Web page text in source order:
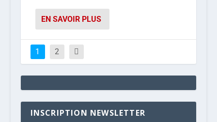
EN SAVOIR PLUS
1 2
INSCRIPTION NEWSLETTER